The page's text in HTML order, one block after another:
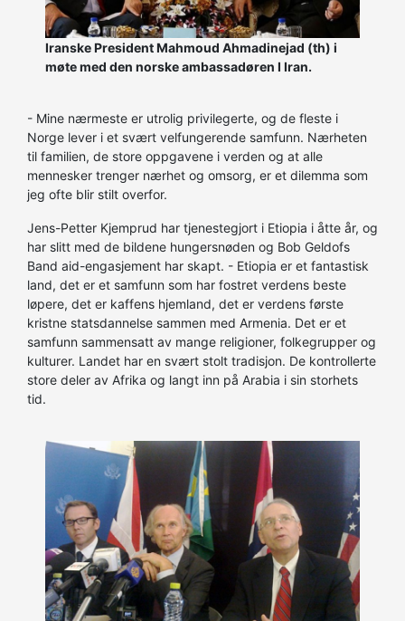
Iranske President Mahmoud Ahmadinejad (th) i
møte med den norske ambassadøren I Iran.
- Mine nærmeste er utrolig privilegerte, og de fleste i
Norge lever i et svært velfungerende samfunn. Nærheten
til familien, de store oppgavene i verden og at alle
mennesker trenger nærhet og omsorg, er et dilemma som
jeg ofte blir stilt overfor.
Jens-Petter Kjemprud har tjenestegjort i Etiopia i åtte år, og
har slitt med de bildene hungersnøden og Bob Geldofs
Band aid-engasjement har skapt. - Etiopia er et fantastisk
land, det er et samfunn som har fostret verdens beste
løpere, det er kaffens hjemland, det er verdens første
kristne statsdannelse sammen med Armenia. Det er et
samfunn sammensatt av mange religioner, folkegrupper og
kulturer. Landet har en svært stolt tradisjon. De kontrollerte
store deler av Afrika og langt inn på Arabia i sin storhets
tid.